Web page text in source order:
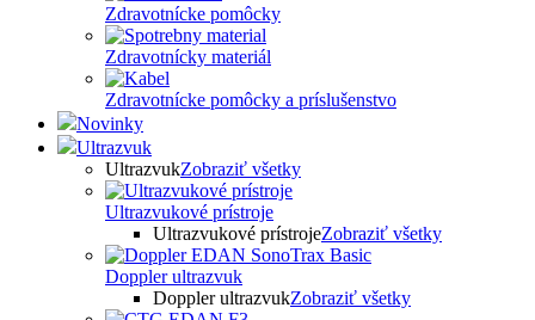
Zdravotnícke pomôcky
Zdravotnícky materiál
Zdravotnícke pomôcky a príslušenstvo
Novinky
Ultrazvuk
UltrazvukZobraziť všetky
Ultrazvukové prístroje
Ultrazvukové prístrojeZobraziť všetky
Doppler ultrazvuk
Doppler ultrazvukZobraziť všetky